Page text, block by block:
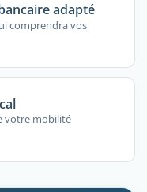
adapté
comprendra vos
votre mobilité